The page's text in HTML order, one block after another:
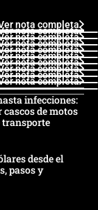
nota completa
nota completa
nota completa
nota completa
nota completa
nota completa
nota completa
nota completa
nota completa
nota completa
infecciones:
cascos de motos
transporte
desde el
pasos y